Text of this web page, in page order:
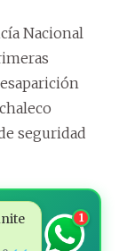
Nacional
seguridad
1